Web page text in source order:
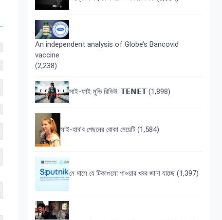
An independent analysis of Globe’s Bancovid
vaccine
(2,238)
সাই-ফাই মুভি রিভিউ: 𝗧𝗘𝗡𝗘𝗧 (1,898)
সাই-হাব’র পেছনের বোকা মেয়েটি (1,584)
মে মাসে যে টিকাগুলো পাওয়ার খবর জানা যাচ্ছে (1,397)